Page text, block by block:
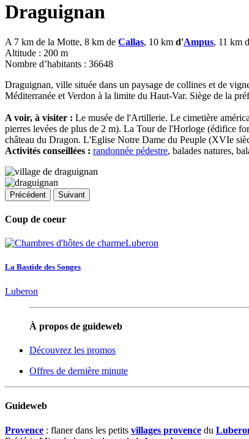
Draguignan
A 7 km de la Motte, 8 km de Callas, 10 km d'Ampus, 11 km
Altitude : 200 m
Nombre d’habitants : 36648
Draguignan, ville située dans un paysage de collines et de
Méditerranée et Verdon à la limite du Haut-Var. Siège de la
A voir, à visiter : Le musée de l'Artillerie. Le cimetière
pierres levées de plus de 2 m). La Tour de l'Horloge (édifice
château du Dragon. L'Eglise Notre Dame du Peuple (XVIe
Activités conseillées : randonnée pédestre, balades natures,
Précédent Suivant
Coup de coeur
La Bastide des Songes
Luberon
À propos de guideweb
Découvrez les promos
Offres de dernière minute
Guideweb
Provence : flaner dans les petits villages provence du